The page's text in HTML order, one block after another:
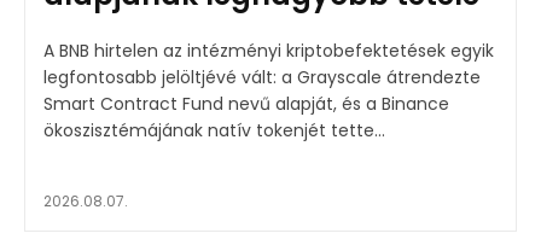
A BNB hirtelen az intézményi kriptobefektetések egyik
legfontosabb jelöltjévé vált: a Grayscale átrendezte
Smart Contract Fund nevű alapját, és a Binance
ökoszisztémájának natív tokenjét tette...
2026.08.07.